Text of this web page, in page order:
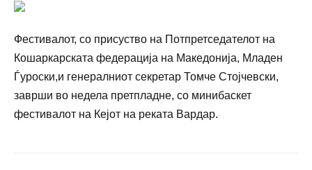
Фестивалот, со присуство на Потпретседателот на
Кошаркарската федерација на Македонија, Младен
Ѓуроски,и генералниот секретар Томче Стојчевски,
заврши во недела претпладне, со минибаскет
фестивалот на Кејот на реката Вардар.